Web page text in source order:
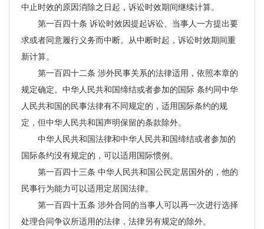
中止时效的原因消除之日起，诉讼时效期间继续计算。
第一百四十条 诉讼时效因提起诉讼、当事人一方提出要
求或者同意履行义务而中断。从中断时起，诉讼时效期间重
新计算。
第一百四十二条 涉外民事关系的法律适用，依照本章的
规定确定。中华人民共和国缔结或者参加的国际 条约同中华
人民共和国的民事法律有不同规定的，适用国际条约的规
定，但中华人民共和国声明保留的条款除外。
中华人民共和国法律和中华人民共和国缔结或者参加的
国际条约没有规定的，可以适用国际惯例。
第一百四十三条 中华人民共和国公民定居国外的，他的
民事行为能力可以适用定居国法律。
第一百四十五条 涉外合同的当事人可以再一次进行选择
处理合同争议所适用的法律，法律另有规定的除外。